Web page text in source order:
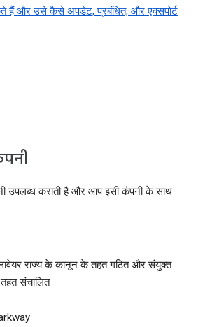
हैं और उसे कैसे अपडेट, प्रबंधित, और एक्सपोर्ट
उपलब्ध कराती है और आप इसी कंपनी के साथ
राज्य के कानून के तहत गठित और संयुक्त
संचालित